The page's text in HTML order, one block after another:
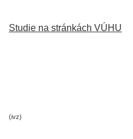
Studie na stránkách VÚHU
(ivz)